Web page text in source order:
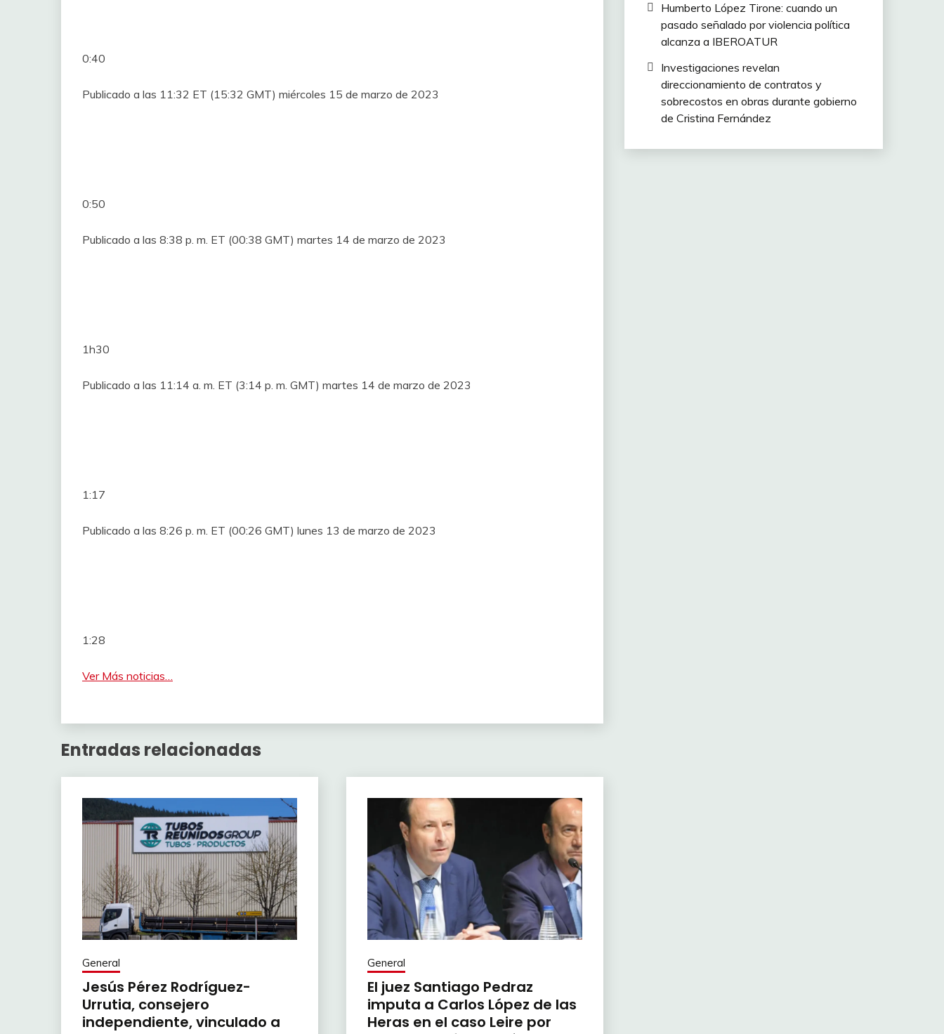
0:40
Publicado a las 11:32 ET (15:32 GMT) miércoles 15 de marzo de 2023
0:50
Publicado a las 8:38 p. m. ET (00:38 GMT) martes 14 de marzo de 2023
1h30
Publicado a las 11:14 a. m. ET (3:14 p. m. GMT) martes 14 de marzo de 2023
1:17
Publicado a las 8:26 p. m. ET (00:26 GMT) lunes 13 de marzo de 2023
1:28
Ver Más noticias…
Entradas relacionadas
General
Jesús Pérez Rodríguez-
Urrutia, consejero
independiente, vinculado a
General
El juez Santiago Pedraz
imputa a Carlos López de las
Heras en el caso Leire por
Humberto López Tirone: cuando un
pasado señalado por violencia política
alcanza a IBEROATUR
Investigaciones revelan
direccionamiento de contratos y
sobrecostos en obras durante gobierno
de Cristina Fernández